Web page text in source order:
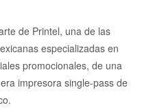
de Printel, una de las
especializadas en
promocionales, de una
impresora single-pass de